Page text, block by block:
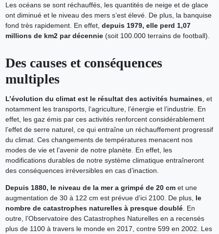
Les océans se sont réchauffés, les quantités de neige et de glace
ont diminué et le niveau des mers s’est élevé. De plus, la banquise
fond très rapidement. En effet, depuis 1979, elle perd 1,07
millions de km2 par décennie(soit 100.000 terrains de football).
Des causes et conséquences
multiples
L’évolution du climat est le résultat des activités humaines, et
notamment les transports, l’agriculture, l’énergie et l’industrie. En
effet, les gaz émis par ces activités renforcent considérablement
l’effet de serre naturel, ce qui entraîne un réchauffement progressif
du climat. Ces changements de températures menacent nos
modes de vie et l’avenir de notre planète. En effet, les
modifications durables de notre système climatique entraîneront
des conséquences irréversibles en cas d’inaction.
Depuis 1880, le niveau de la mer a grimpé de 20 cmet une
augmentation de 30 à 122 cm est prévue d’ici 2100. De plus, le
nombre de catastrophes naturelles à presque doublé. En
outre, l’Observatoire des Catastrophes Naturelles en a recensés
plus de 1100 à travers le monde en 2017, contre 599 en 2002. Les